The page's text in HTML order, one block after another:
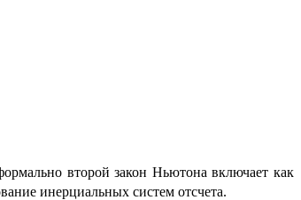
второй закон Ньютона включает как
инерциальных систем отсчета.